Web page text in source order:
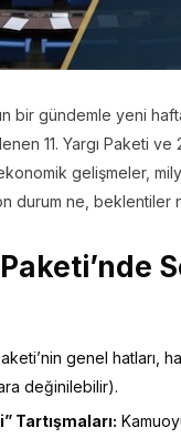
bir gündemle yeni
11. Yargı Paketi
gelişmeler,
durum ne, beklentiler
genel
değinilebilir).
Tartışmaları: